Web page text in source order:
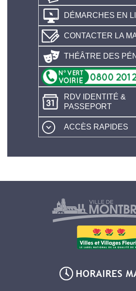
DÉMARCHES EN
CONTACTER LA
THÉÂTRE DES
RDV IDENTITÉ &
PASSEPORT
ACCÈS RAPIDES